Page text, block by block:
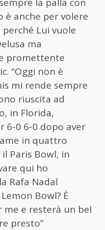
è anche per volere
Lui vuole
ma
promettente
“Oggi non è
mi rende sempre
riuscita ad
in Florida,
6-0 6-0 dopo aver
in quattro
Paris Bowl, in
qui ho
Rafa Nadal
Bowl? È
e resterà un bel
presto”